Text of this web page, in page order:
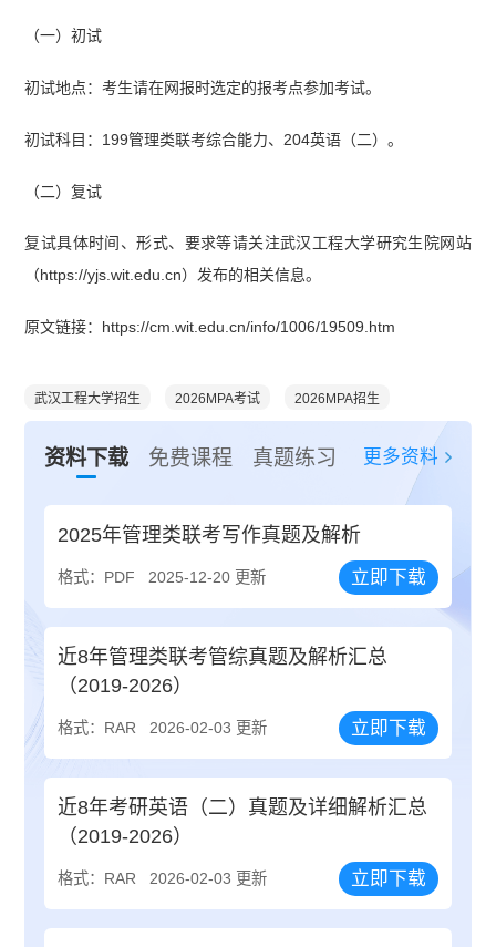
（一）初试
初试地点：考生请在网报时选定的报考点参加考试。
初试科目：199管理类联考综合能力、204英语（二）。
（二）复试
复试具体时间、形式、要求等请关注武汉工程大学研究生院网站
（https://yjs.wit.edu.cn）发布的相关信息。
原文链接：https://cm.wit.edu.cn/info/1006/19509.htm
武汉工程大学招生 2026MPA考试 2026MPA招生
资料下载 免费课程 真题练习 更多资料
2025年管理类联考写作真题及解析
格式：PDF 2025-12-20 更新 立即下载
近8年管理类联考管综真题及解析汇总
（2019-2026）
格式：RAR 2026-02-03 更新 立即下载
近8年考研英语（二）真题及详细解析汇总
（2019-2026）
格式：RAR 2026-02-03 更新 立即下载